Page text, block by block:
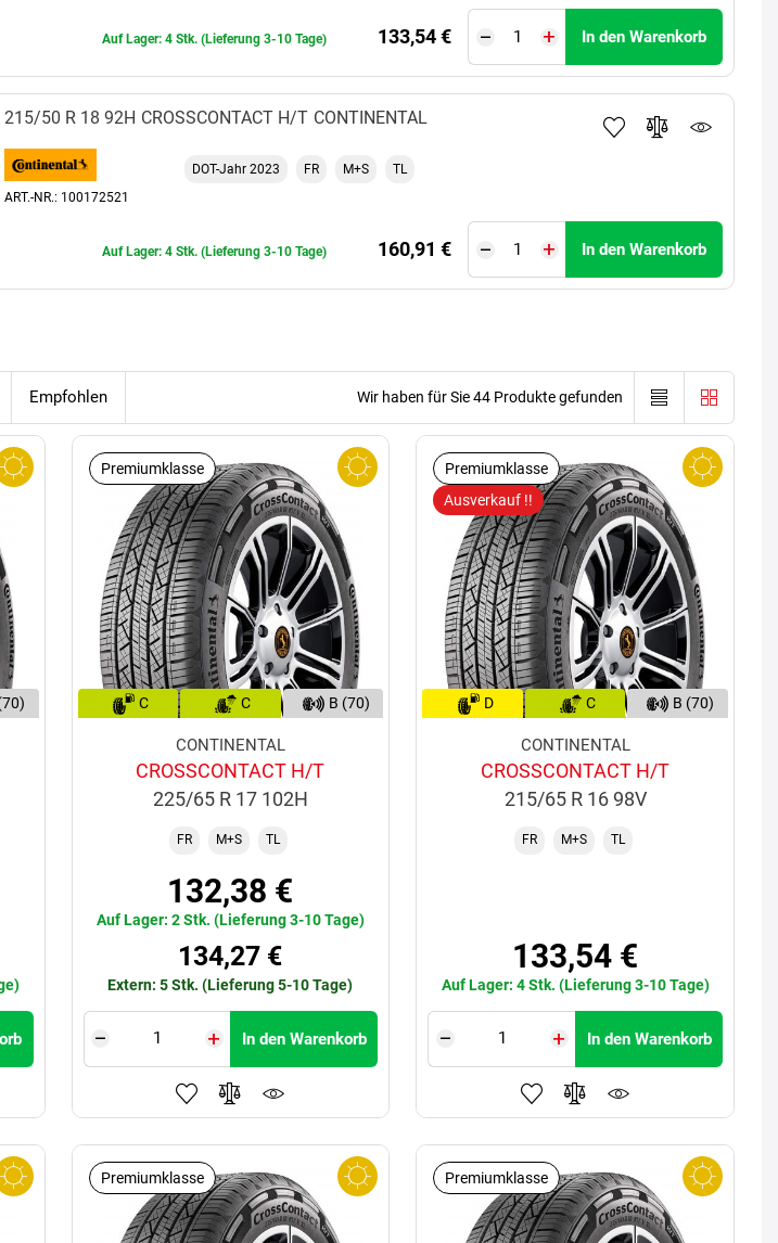
133,54 €
Auf Lager: 4 Stk. (Lieferung 3-10 Tage) In den Warenkorb
CONTINENTAL
CROSSCONTACT H/T
215/50 R 18 92H
ART.-NR.: 100172521
DOT-Jahr 2023 FR M+S TL
160,91 €
Auf Lager: 4 Stk. (Lieferung 3-10 Tage) In den Warenkorb
Empfohlen Wir haben für Sie 44 Produkte gefunden
Premiumklasse
C C B (70)
CONTINENTAL
CROSSCONTACT H/T
225/65 R 17 102H
FR M+S TL
132,38 €
Auf Lager: 2 Stk. (Lieferung 3-10 Tage)
134,27 €
Extern: 5 Stk. (Lieferung 5-10 Tage)
In den Warenkorb
Premiumklasse
Ausverkauf !!
D C B (70)
CONTINENTAL
CROSSCONTACT H/T
215/65 R 16 98V
FR M+S TL
133,54 €
Auf Lager: 4 Stk. (Lieferung 3-10 Tage)
In den Warenkorb
Premiumklasse Premiumklasse